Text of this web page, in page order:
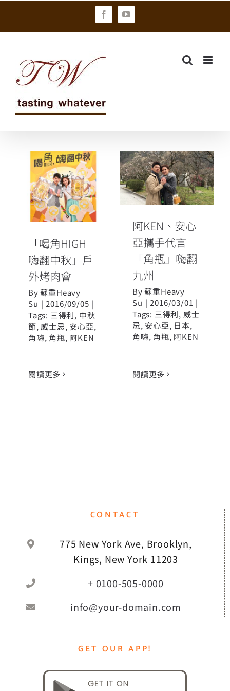
FacebookYouTube
「喝角HIGH 嗨
翻中秋」戶外
烤肉會
「喝角HIGH
嗨翻中秋」戶
外烤肉會
By蘇重Heavy
Su | 2016/09/05 |
Tags: 三得利, 中秋
節, 威士忌, 安心亞,
角嗨, 角瓶, 阿KEN
閱讀更多
阿KEN、安心
亞攜手代言
「角瓶」嗨翻
阿KEN、安心
亞攜手代言
「角瓶」嗨翻
九州
By蘇重Heavy
Su | 2016/03/01 |
Tags: 三得利, 威士
忌, 安心亞, 日本,
角嗨, 角瓶, 阿KEN
閱讀更多
CONTACT
775 New York Ave, Brooklyn,
Kings, New York 11203
+ 0100-505-0000
info@your-domain.com
GET OUR APP!